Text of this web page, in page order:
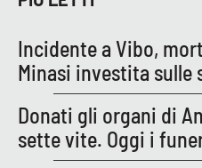
SPECIALI
Buona Sanità Calabria
LA
CALABRIAVISIONE
Incidente a Vibo,
Minasi investita sulle
Donati gli organi di
sette vite. Oggi i